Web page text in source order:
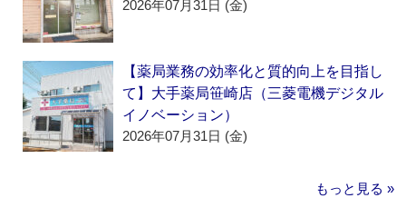
2026年07月31日 (金)
【薬局業務の効率化と質的向上を目指し
て】大手薬局笹崎店（三菱電機デジタル
イノベーション）
2026年07月31日 (金)
もっと見る »